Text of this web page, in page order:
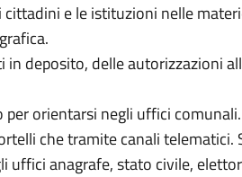
e le istituzioni nelle
in deposito, delle autorizzazioni
orientarsi negli uffici comunali.
che tramite canali
uffici anagrafe, stato civile,